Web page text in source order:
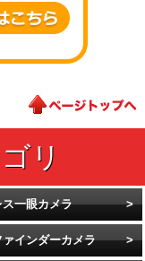
一眼カメラ
インダーカメラ